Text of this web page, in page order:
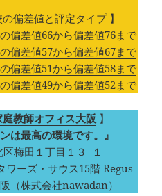
偏差値と評定タイプ 】
偏差値66から偏差値76まで
偏差値57から偏差値67まで
偏差値51から偏差値58まで
偏差値49から偏差値52まで
教師オフィス大阪 】
は最高の環境です。 』
梅田１丁目１３−１
ーズ・サウス15階 Regus
（株式会社nawadan）